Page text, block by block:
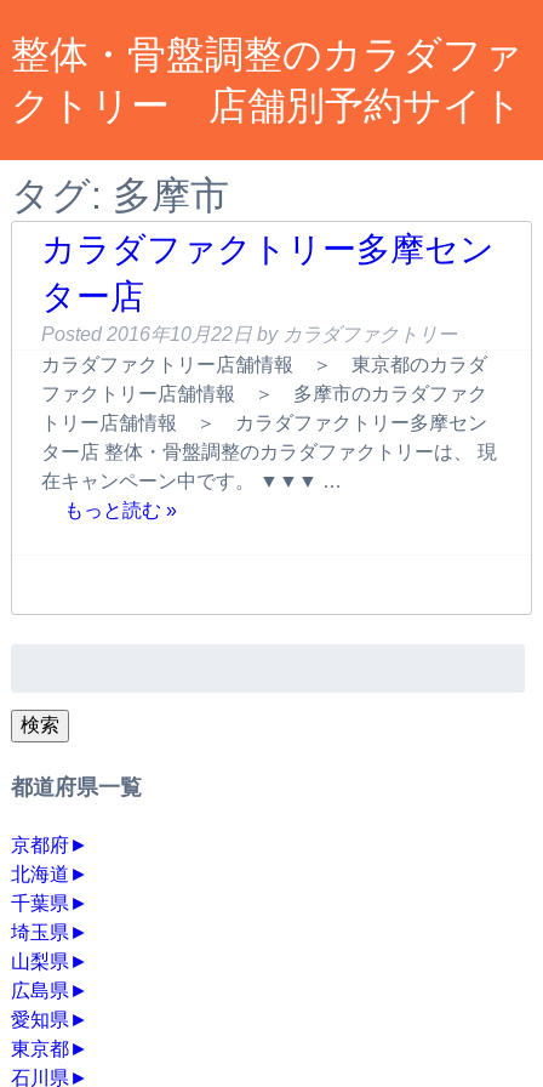
整体・骨盤調整のカラダファ
クトリー 店舗別予約サイト
タグ: 多摩市
カラダファクトリー多摩セン
ター店
Posted 2016年10月22日 by カラダファクトリー
カラダファクトリー店舗情報 ＞ 東京都のカラダ
ファクトリー店舗情報 ＞ 多摩市のカラダファク
トリー店舗情報 ＞ カラダファクトリー多摩セン
ター店 整体・骨盤調整のカラダファクトリーは、 現
在キャンペーン中です。 ▼▼▼ …
もっと読む »
検索
都道府県一覧
京都府►
北海道 ►
千葉県 ►
埼玉県 ►
山梨県 ►
広島県 ►
愛知県 ►
東京都►
石川県 ►